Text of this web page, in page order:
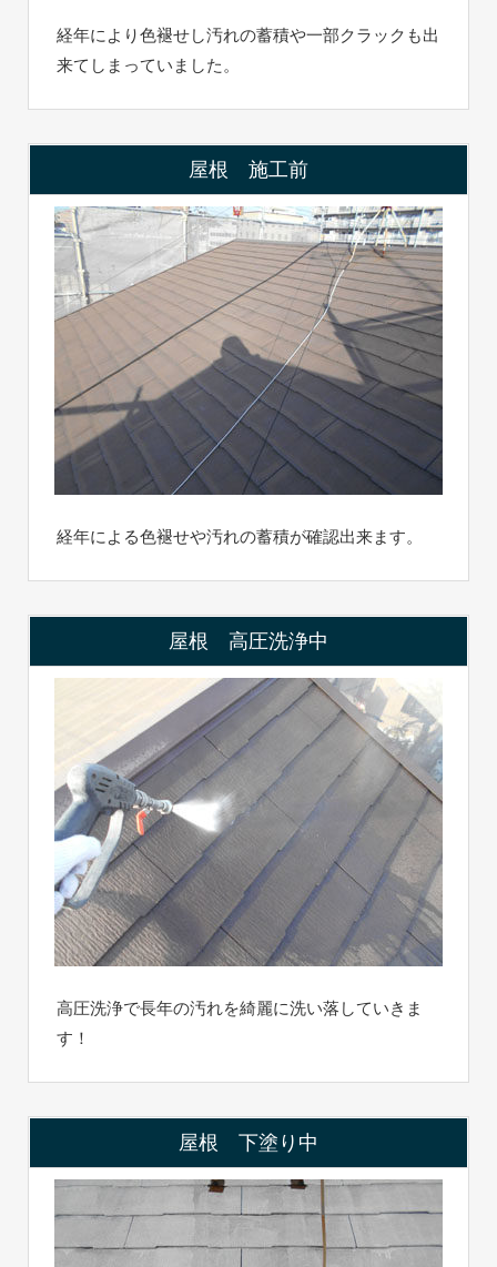
経年により色褪せし汚れの蓄積や一部クラックも出
来てしまっていました。
屋根 施工前
経年による色褪せや汚れの蓄積が確認出来ます。
屋根 高圧洗浄中
高圧洗浄で長年の汚れを綺麗に洗い落していきま
す！
屋根 下塗り中